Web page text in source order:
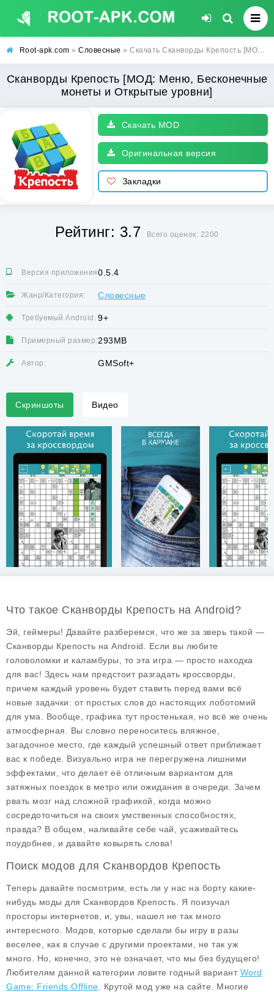
Root-apk.com » Словесные » Скачать Сканворды Крепость [МОД: Меню, Бесконечные монеты и Открытые уровни] | Взлом Сканворды Крепость на Андроид
Сканворды Крепость [МОД: Меню, Бесконечные
монеты и Открытые уровни]
Скачать MOD
Оригинальная версия
Закладки
Рейтинг: 3.7 Всего оценок: 2200
Версия приложения:0.5.4
Жанр/Категория: Словесные
Требуемый Android: 9+
Примерный размер: 293MB
Автор: GMSoft+
Скриншоты Видео
Что такое Сканворды Крепость на Android?
Эй, геймеры! Давайте разберемся, что же за зверь такой —
Сканворды Крепость на Android. Если вы любите
головоломки и каламбуры, то эта игра — просто находка
для вас! Здесь нам предстоит разгадать кроссворды,
причем каждый уровень будет ставить перед вами всё
новые задачки: от простых слов до настоящих лоботомий
для ума. Вообще, графика тут простенькая, но всё же очень
атмосферная. Вы словно переноситесь вляжное,
загадочное место, где каждый успешный ответ приближает
вас к победе. Визуально игра не перегружена лишними
эффектами, что делает её отличным вариантом для
затяжных поездок в метро или ожидания в очереди. Зачем
рвать мозг над сложной графикой, когда можно
сосредоточиться на своих умственных способностях,
правда? В общем, наливайте себе чай, усаживайтесь
поудобнее, и давайте ковырять слова!
Поиск модов для Сканвордов Крепость
Теперь давайте посмотрим, есть ли у нас на борту какие-
нибудь моды для Сканвордов Крепость . Я поизучал
просторы интернетов, и, увы, нашел не так много
интересного. Модов, которые сделали бы игру в разы
веселее, как в случае с другими проектами, не так уж
много. Но, конечно, это не означает, что мы без будущего!
Любителям данной категории ловите годный вариант Word
Game: Friends Offline . Крутой мод уже на сайте. Многие